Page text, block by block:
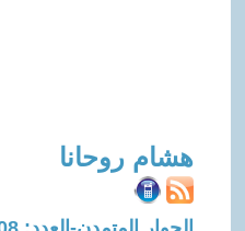
هشام روحانا